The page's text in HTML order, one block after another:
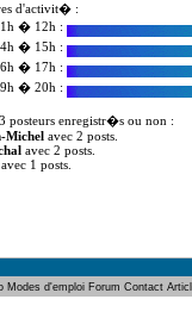
d'activit� :
� 12h :
� 15h :
� 17h :
� 20h :
posteurs enregistr�s ou non :
Michel avec 2 posts.
avec 2 posts.
avec 1 posts.
Modes d'emploi Forum Contact